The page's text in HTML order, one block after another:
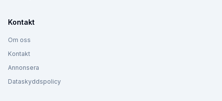
Kontakt
Om oss
Kontakt
Annonsera
Dataskyddspolicy